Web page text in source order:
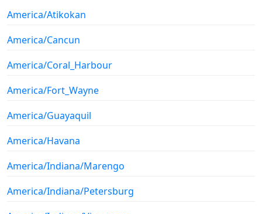
America/Atikokan
America/Cancun
America/Coral_Harbour
America/Fort_Wayne
America/Guayaquil
America/Havana
America/Indiana/Marengo
America/Indiana/Petersburg